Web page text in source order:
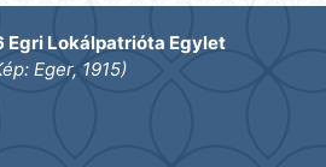
Lokálpatrióta Egylet
Eger, 1915)